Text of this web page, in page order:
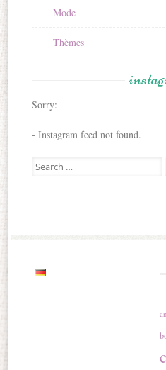
Mode
Thèmes
Sorry:
- Instagram feed not found.
Search for: